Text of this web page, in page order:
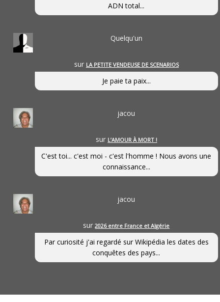
ADN total...
Quelqu'un
sur LA PETITE VENDEUSE DE SCENARIOS
Je paie ta paix...
jacou
sur L’AMOUR À MORT !
C'est toi... c'est moi - c'est l'homme ! Nous avons une
connaissance...
jacou
sur2026 entre France et Algérie
Par curiosité j'ai regardé sur Wikipédia les dates des
conquêtes des pays...